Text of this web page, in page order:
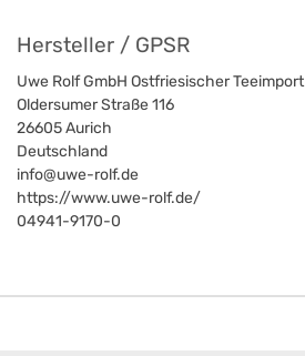
Hersteller / GPSR
Uwe Rolf GmbH Ostfriesischer Teeimport
Oldersumer Straße 116
26605Aurich
Deutschland
info@uwe-rolf.de
https://www.uwe-rolf.de/
04941-9170-0